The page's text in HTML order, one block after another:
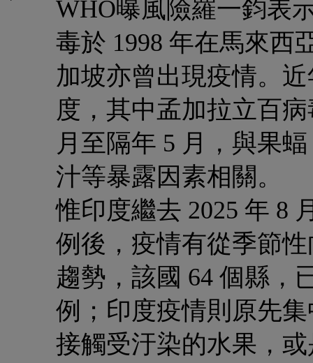
WHO曝風險羅一鈞表
毒於 1998 年在馬來西
加坡亦曾出現疫情。
度，其中孟加拉立百
月至隔年 5 月，與果
汁等暴露因素相關。
惟印度繼去 2025 年 8
例後，疫情有從季節
趨勢，該國 64 個縣，
例；印度疫情則原先
接觸受汙染的水果，